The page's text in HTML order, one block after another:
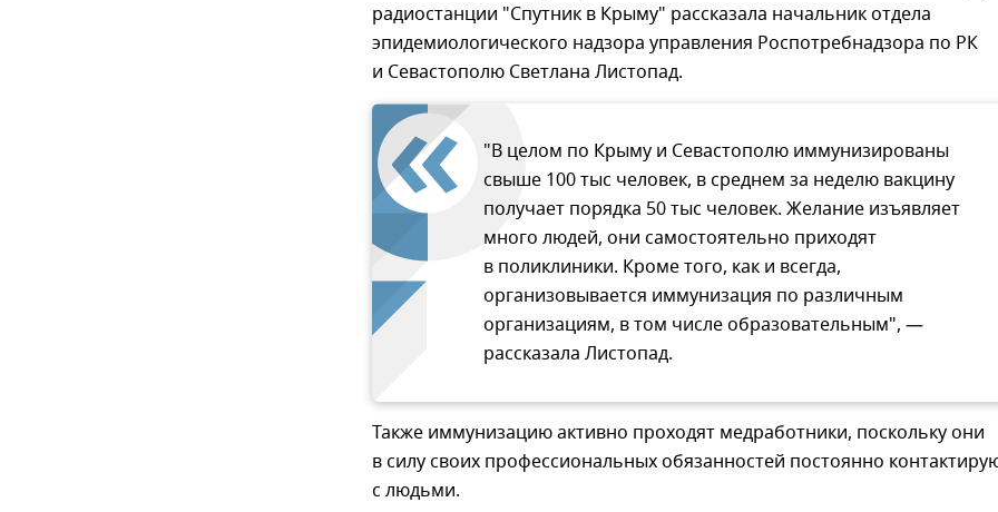
радиостанции "Спутник в Крыму" рассказала начальник отдела
эпидемиологического надзора управления Роспотребнадзора по РК
и Севастополю Светлана Листопад.
"В целом по Крыму и Севастополю иммунизированы
свыше 100 тыс человек, в среднем за неделю вакцину
получает порядка 50 тыс человек. Желание изъявляет
много людей, они самостоятельно приходят
в поликлиники. Кроме того, как и всегда,
организовывается иммунизация по различным
организациям, в том числе образовательным", —
рассказала Листопад.
Также иммунизацию активно проходят медработники, поскольку они
в силу своих профессиональных обязанностей постоянно
с людьми.